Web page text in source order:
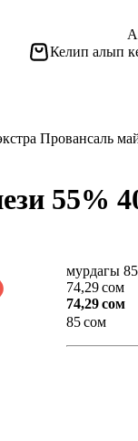
Келип алып
Провансаль
55%
мурдагы
74,29 сом
74,29 сом
85 сом